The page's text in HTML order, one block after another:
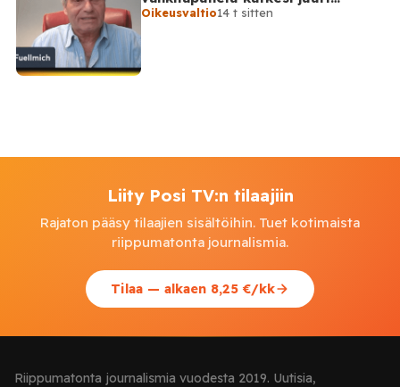
kriittisellä hetkellä
Oikeusvaltio14 t sitten
Liity Posi TV:n tilaajiin
Rajaton pääsy tilaajien sisältöihin. Tuet kotimaista
riippumatonta journalismia.
Tilaa — alkaen 8,25 €/kk
Riippumatonta journalismia vuodesta 2019. Uutisia,